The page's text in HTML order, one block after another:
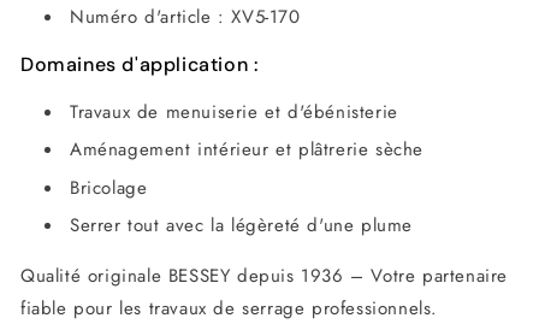
Numéro d'article : XV5-170
Domaines d'application :
Travaux de menuiserie et d'ébénisterie
Aménagement intérieur et plâtrerie sèche
Bricolage
Serrer tout avec la légèreté d'une plume
Qualité originale BESSEY depuis 1936 – Votre partenaire
fiable pour les travaux de serrage professionnels.